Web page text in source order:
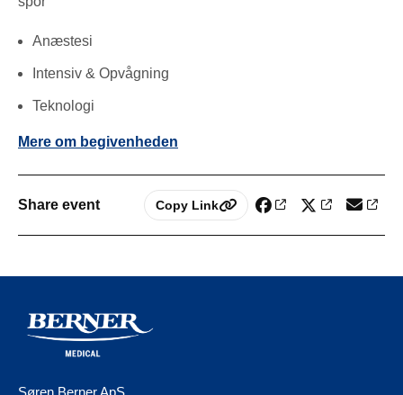
Anæstesi
Intensiv & Opvågning
Teknologi
Mere om begivenheden
Share event Copy Link
Søren Berner ApS